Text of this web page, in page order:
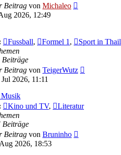
Beitrag von Michaleo
2026, 12:49
Fussball, Formel 1 ,
Sport in
Beiträge
Beitrag von TeigerWutz
2026, 11:11
Kino und TV,
Literatur
Beiträge
Beitrag von Bruninho
2026, 18:53